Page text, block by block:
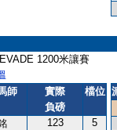
1200米讓賽
師
實際
負磅
檔位
123
5